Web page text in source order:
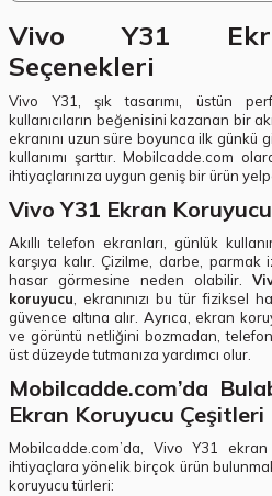
Vivo Y31
Seçenekleri
Vivo Y31, şık tasarımı, üstün
kullanıcıların beğenisini kazanan bir
ekranını uzun süre boyunca ilk günkü
kullanımı şarttır. Mobilcadde.com
ihtiyaçlarınıza uygun geniş bir ürün
Vivo Y31 Ekran
Akıllı telefon ekranları, günlük
karşıya kalır. Çizilme, darbe,
hasar görmesine neden olabilir.
koruyucu, ekranınızı bu tür fiziksel
güvence altına alır. Ayrıca, ekran
ve görüntü netliğini bozmadan,
üst düzeyde tutmanıza yardımcı olur.
Mobilcadde.com’da
Ekran Koruyucu Çeşitleri
Mobilcadde.com’da, Vivo Y31
ihtiyaçlara yönelik birçok ürün
koruyucu türleri: